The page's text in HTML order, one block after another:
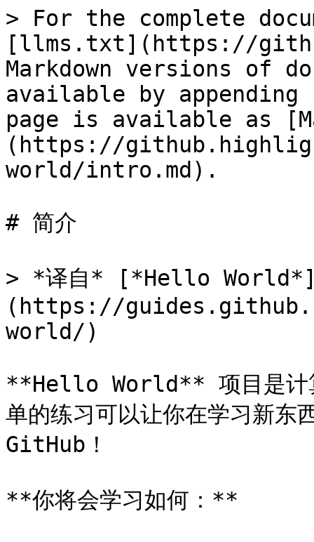
> For the complete
[llms.txt](https://
Markdown versions of
available by
page is available as
(https://
world/intro.md).
# 简介
> *译自* [*Hello
(https://
world/)
**Hello World** 项目是计算
单的练习可以让你在学习新东
GitHub！
**你将会学习如何：**